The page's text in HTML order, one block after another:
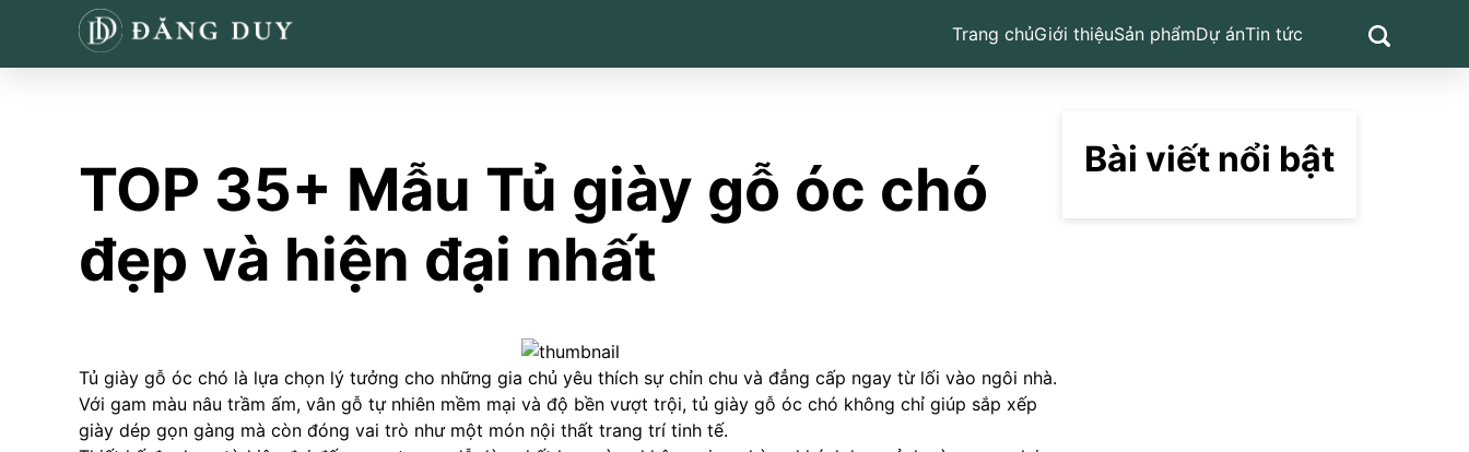
Trang chủGiới thiệuSản phẩmDự ánTin tức
TOP 35+ Mẫu Tủ giày gỗ óc chó
đẹp và hiện đại nhất
Tủ giày gỗ óc chó là lựa chọn lý tưởng cho những gia chủ yêu thích sự chỉn chu và đẳng cấp ngay từ lối vào ngôi nhà.
Với gam màu nâu trầm ấm, vân gỗ tự nhiên mềm mại và độ bền vượt trội, tủ giày gỗ óc chó không chỉ giúp sắp xếp
giày dép gọn gàng mà còn đóng vai trò như một món nội thất trang trí tinh tế.
Bài viết nổi bật